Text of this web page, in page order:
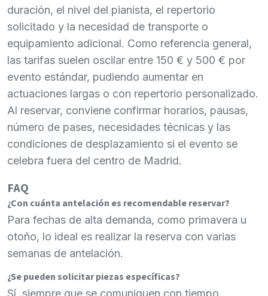
duración, el nivel del pianista, el repertorio
solicitado y la necesidad de transporte o
equipamiento adicional. Como referencia general,
las tarifas suelen oscilar entre 150 € y 500 € por
evento estándar, pudiendo aumentar en
actuaciones largas o con repertorio personalizado.
Al reservar, conviene confirmar horarios, pausas,
número de pases, necesidades técnicas y las
condiciones de desplazamiento si el evento se
celebra fuera del centro de Madrid.
FAQ
¿Con cuánta antelación es recomendable reservar?
Para fechas de alta demanda, como primavera u
otoño, lo ideal es realizar la reserva con varias
semanas de antelación.
¿Se pueden solicitar piezas específicas?
Sí, siempre que se comuniquen con tiempo